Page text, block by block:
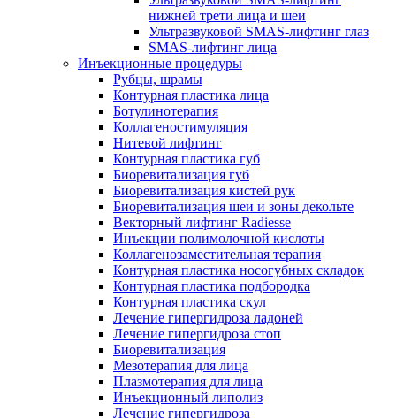
нижней трети лица и шеи
Ультразвуковой SMAS-лифтинг глаз
SMAS-лифтинг лица
Инъекционные процедуры
Рубцы, шрамы
Контурная пластика лица
Ботулинотерапия
Коллагеностимуляция
Нитевой лифтинг
Контурная пластика губ
Биоревитализация губ
Биоревитализация кистей рук
Биоревитализация шеи и зоны декольте
Векторный лифтинг Radiesse
Инъекции полимолочной кислоты
Коллагенозаместительная терапия
Контурная пластика носогубных складок
Контурная пластика подбородка
Контурная пластика скул
Лечение гипергидроза ладоней
Лечение гипергидроза стоп
Биоревитализация
Мезотерапия для лица
Плазмотерапия для лица
Инъекционный липолиз
Лечение гипергидроза